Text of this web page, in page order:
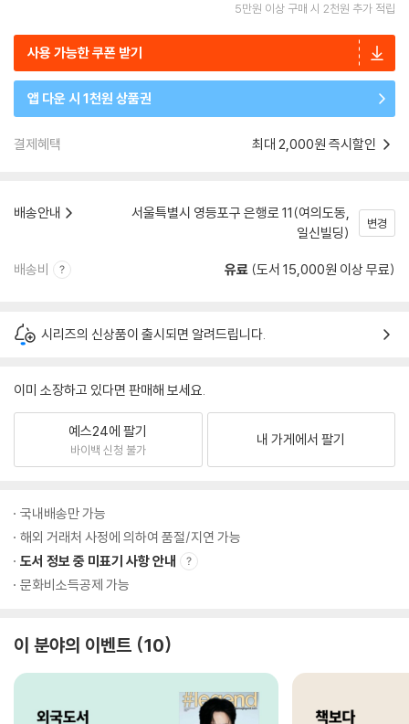
5만원 이상 구매 시 2천원 추가 적립
사용 가능한 쿠폰 받기
앱 다운 시 1천원 상품권
결제혜택 최대 2,000원 즉시할인
배송안내
서울특별시 영등포구 은행로 11(여의도동,
일신빌딩)
변경
배송비 유료 (도서 15,000원 이상 무료)
시리즈의 신상품이 출시되면 알려드립니다.
이미 소장하고 있다면 판매해 보세요.
예스24에 팔기
바이백 신청 불가
내 가게에서 팔기
국내배송만 가능
해외 거래처 사정에 의하여 품절/지연 가능
도서 정보 중 미표기 사항 안내
문화비소득공제 가능
이 분야의 이벤트 10